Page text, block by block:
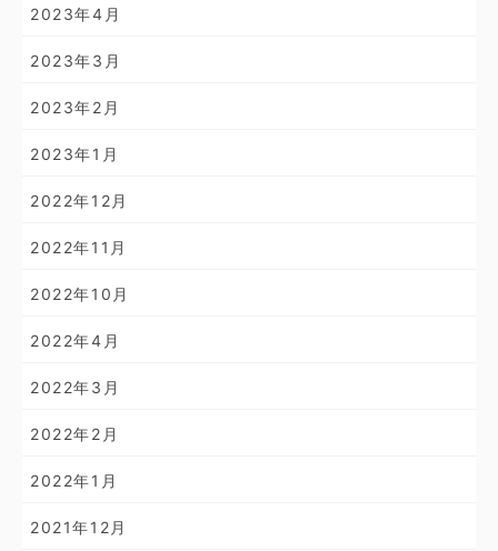
2023年4月
2023年3月
2023年2月
2023年1月
2022年12月
2022年11月
2022年10月
2022年4月
2022年3月
2022年2月
2022年1月
2021年12月